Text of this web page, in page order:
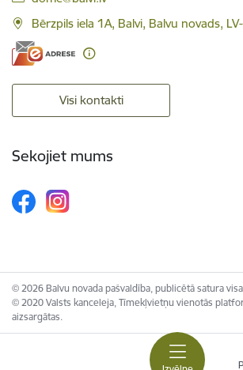
Bērzpils iela 1A, Balvi, Balvu novads,
Visi kontakti
Sekojiet mums
© 2026 Balvu novada pašvaldība, publicētā satura
© 2020 Valsts kanceleja, Tīmekļvietņu vienotās
aizsargātas.